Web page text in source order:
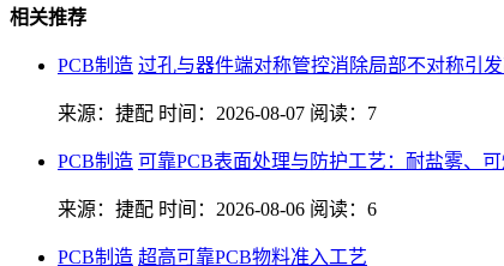
相关推荐
PCB制造 过孔与器件端对称管控消除局部不对称引
来源：捷配 时间：2026-08-07 阅读：7
PCB制造 可靠PCB表面处理与防护工艺：耐盐雾、
来源：捷配 时间：2026-08-06 阅读：6
PCB制造 超高可靠PCB物料准入工艺